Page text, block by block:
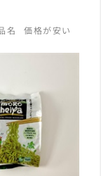
名 価格が安い